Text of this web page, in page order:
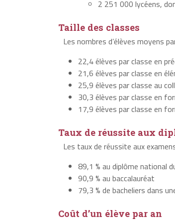
2 251 000 lycéens,
Taille des classes
Les nombres d’élèves moyens
22,4 élèves par classe en
21,6 élèves par classe en
25,9 élèves par classe au
30,3 élèves par classe en
17,9 élèves par classe en
Taux de réussite aux
Les taux de réussite aux
89,1 % au diplôme national
90,9 % au baccalauréat
79,3 % de bacheliers dans
Coût d’un élève par an